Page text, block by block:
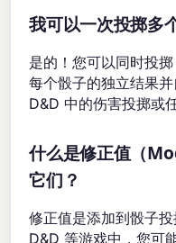
我可以一次投掷多
是的！您可以同时投
每个骰子的独立结果
D&D 中的伤害投掷或
什么是修正值（
它们？
修正值是添加到骰子
D&D 等游戏中，您可